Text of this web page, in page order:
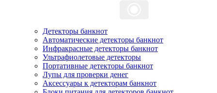
Детекторы банкнот
Автоматические детекторы банкнот
Инфракрасные детекторы банкнот
Ультрафиолетовые детекторы
Портативные детекторы банкнот
Лупы для проверки денег
Аксессуары к детекторам банкнот